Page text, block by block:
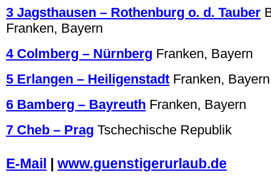
3 Jagsthausen – Rothenburg o. d. Tauber
Franken, Bayern
4 Colmberg – Nürnberg Franken, Bayern
5 Erlangen – Heiligenstadt Franken, Bayern
6 Bamberg – Bayreuth Franken, Bayern
7 Cheb – Prag Tschechische Republik
E-Mail
www.guenstigerurlaub.de